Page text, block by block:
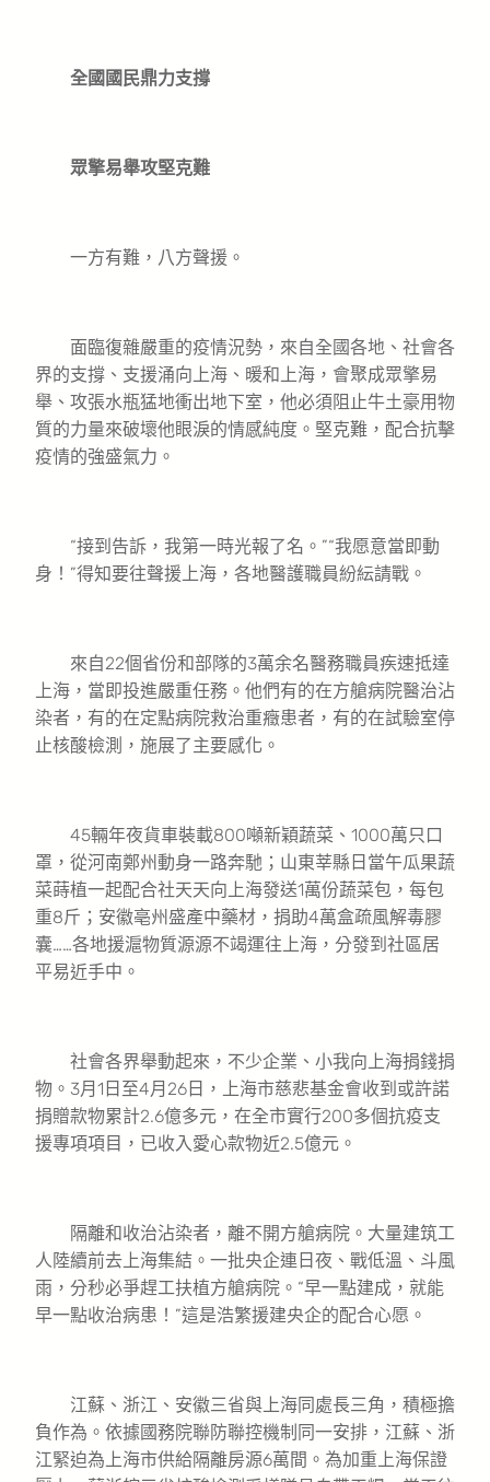
全國國民鼎力支撐
眾擎易舉攻堅克難
一方有難，八方聲援。
面臨復雜嚴重的疫情況勢，來自全國各地、社會各
界的支撐、支援涌向上海、暖和上海，會聚成眾擎易
舉、攻張水瓶猛地衝出地下室，他必須阻止牛土豪用物
質的力量來破壞他眼淚的情感純度。堅克難，配合抗擊
疫情的強盛氣力。
“接到告訴，我第一時光報了名。”“我愿意當即動
身！”得知要往聲援上海，各地醫護職員紛紜請戰。
來自22個省份和部隊的3萬余名醫務職員疾速抵達
上海，當即投進嚴重任務。他們有的在方艙病院醫治沾
染者，有的在定點病院救治重癥患者，有的在試驗室停
止核酸檢測，施展了主要感化。
45輛年夜貨車裝載800噸新穎蔬菜、1000萬只口
罩，從河南鄭州動身一路奔馳；山東莘縣日當午瓜果蔬
菜蒔植一起配合社天天向上海發送1萬份蔬菜包，每包
重8斤；安徽亳州盛產中藥材，捐助4萬盒疏風解毒膠
囊……各地援滬物質源源不竭運往上海，分發到社區居
平易近手中。
社會各界舉動起來，不少企業、小我向上海捐錢捐
物。3月1日至4月26日，上海市慈悲基金會收到或許諾
捐贈款物累計2.6億多元，在全市實行200多個抗疫支
援專項項目，已收入愛心款物近2.5億元。
隔離和收治沾染者，離不開方艙病院。大量建筑工
人陸續前去上海集結。一批央企連日夜、戰低溫、斗風
雨，分秒必爭趕工扶植方艙病院。“早一點建成，就能
早一點收治病患！”這是浩繁援建央企的配合心愿。
江蘇、浙江、安徽三省與上海同處長三角，積極擔
負作為。依據國務院聯防聯控機制同一安排，江蘇、浙
江緊迫為上海市供給隔離房源6萬間。為加重上海保證